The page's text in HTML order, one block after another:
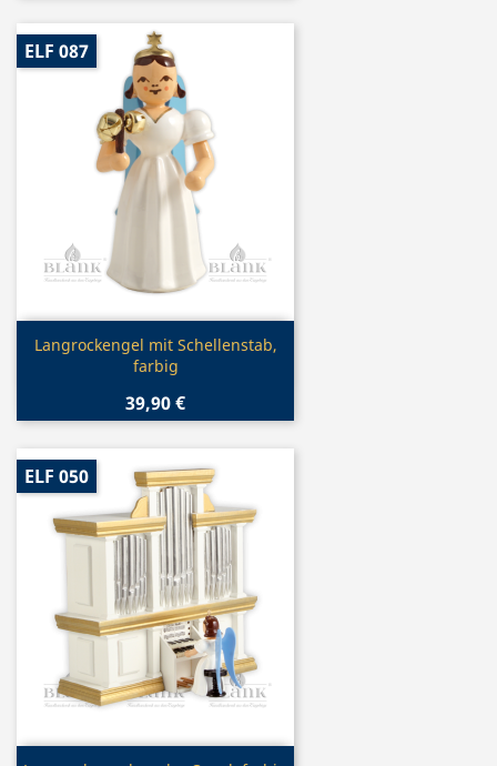
Vorschau
Langrockengel mit Schellenstab,
farbig
39,90 €
ELF 087
ELF 050